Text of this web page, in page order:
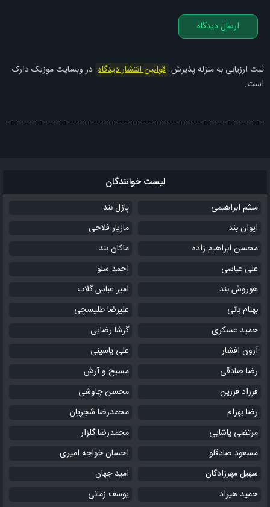
ارسال دیدگاه
ثبت ارزیابی به منزله پذیرش قوانین انتشار دیدگاه در وبسایت موزیک دارک
است.
لیست خوانندگان
میثم ابراهیمی
پازل بند
ایوان بند
مازیار فلاحی
محسن ابراهیم زاده
ماکان بند
علی عباسی
احمد سلو
هوروش بند
امیر عباس گلاب
بهنام بانی
علیرضا طلیسچی
حمید عسکری
گرشا رضایی
آرون افشار
علی یاسینی
رضا صادقی
مسیح و آرش
فرزاد فرزین
محسن چاوشی
رضا بهرام
محمدرضا شجریان
مرتضی پاشایی
محمدرضا گلزار
مسعود صادقلو
احسان خواجه امیری
سهیل مهرزادگان
امید جهان
حمید هیراد
یوسف زمانی